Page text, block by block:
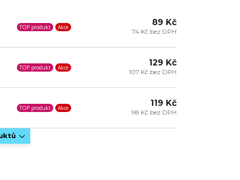
TOP produkt Akce 89 Kč
74 Kč bez DPH
TOP produkt Akce 129 Kč
107 Kč bez DPH
TOP produkt Akce 119 Kč
98 Kč bez DPH